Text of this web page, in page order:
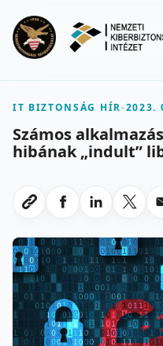
IT BIZTONSÁG HÍR-2023.
Számos
hibának „indult”
Link masolasa
MegosztasMegosztas